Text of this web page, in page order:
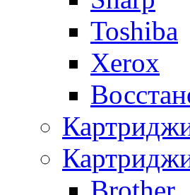
Toshiba
Xerox